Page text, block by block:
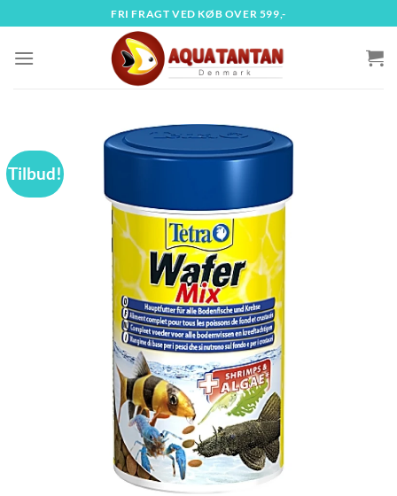
til
indhold
FRI FRAGT VED KØB OVER 599,-
Tilbud!